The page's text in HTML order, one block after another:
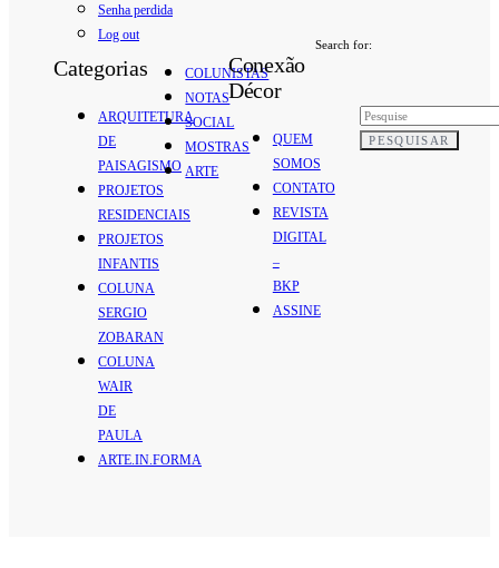
Senha perdida
Log out
Categorias
ARQUITETURA
DE
PAISAGISMO
PROJETOS
RESIDENCIAIS
PROJETOS
INFANTIS
COLUNA
SERGIO
ZOBARAN
COLUNA
WAIR
DE
PAULA
ARTE.IN.FORMA
COLUNISTAS
NOTAS
SOCIAL
MOSTRAS
ARTE
Conexão
Décor
QUEM
SOMOS
CONTATO
REVISTA
DIGITAL
–
BKP
ASSINE
Search for:
PESQUISAR